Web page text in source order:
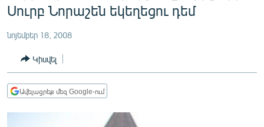
Անցնել
հիմնական
մենյուին
ՔԱՂԱՔԱԿԱՆ
ԸՆՏՐՈՒԹՅՈՒՆՆԵՐ 2026
ԻՐԱՎՈՒՆՔ
ՀԱՍԱՐԱԿՈՒԹՅՈՒՆ
Սուրբ Նորաշեն եկեղեցու դեմ
նոյեմբեր 18, 2008
Կիսվել
Ավելացրեք մեզ Google-ում